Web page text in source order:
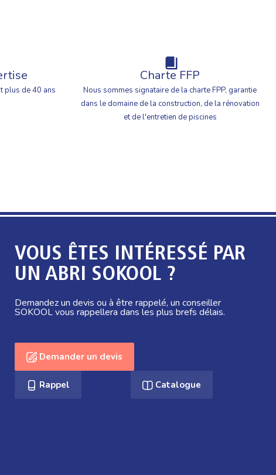
plus de 40 ans
Charte FFP
Nous sommes signataire de la charte FPP, garantie
dans le domaine de la construction, de la rénovation
et de l'entretien de piscines
VOUS ÊTES INTÉRESSÉ PAR
UN ABRI SOKOOL ?
Demandez un devis ou à être rappelé, un conseiller
SOKOOL vous rappellera dans les plus brefs délais.
Demander un devis
Rappel Catalogue